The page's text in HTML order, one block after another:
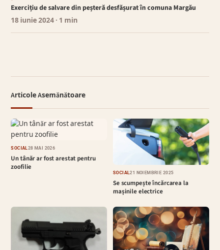
Exercițiu de salvare din peșteră desfășurat în comuna Margău
18 iunie 2024 · 1 min
Articole Asemănătoare
SOCIAL28 MAI 2026
Un tânăr ar fost arestat pentru
zoofilie
SOCIAL21 NOIEMBRIE 2025
Se scumpește încărcarea la
mașinile electrice